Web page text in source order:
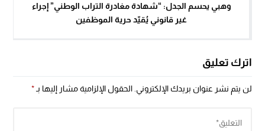
وهبي يحسم الجدل: “شهادة مغادرة التراب الوطني” إجراء
غير قانوني يُقيّد حرية الموظفين
اترك تعليق
لن يتم نشر عنوان بريدك الإلكتروني. الحقول الإلزامية مشار إليها بـ*